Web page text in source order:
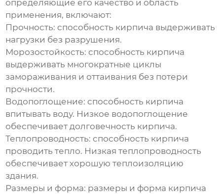
определяющие его качество и область
применения, включают:
Прочность: способность кирпича выдерживать
нагрузки без разрушения.
Морозостойкость: способность кирпича
выдерживать многократные циклы
замораживания и оттаивания без потери
прочности.
Водопоглощение: способность кирпича
впитывать воду. Низкое водопоглощение
обеспечивает долговечность кирпича.
Теплопроводность: способность кирпича
проводить тепло. Низкая теплопроводность
обеспечивает хорошую теплоизоляцию
здания.
Размеры и форма: размеры и форма кирпича